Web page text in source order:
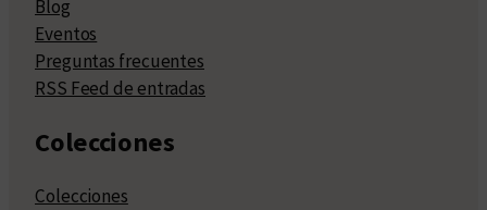
Blog
Eventos
Preguntas frecuentes
RSS Feed de entradas
Colecciones
Colecciones